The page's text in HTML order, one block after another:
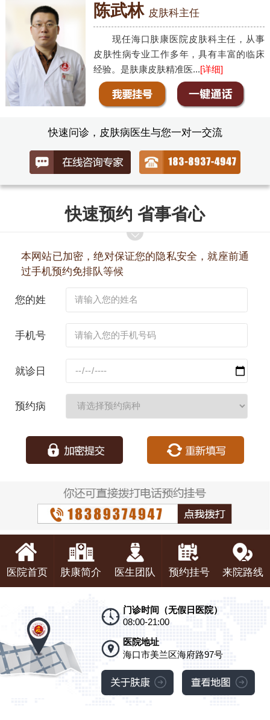
陈武林 皮肤科主任
现任海口肤康医院皮肤科主任，从事
皮肤性病专业工作多年，具有丰富的临床
经验。是肤康皮肤精准医...[详细]
快速问诊，皮肤病医生与您一对一交流
快速预约 省事省心
本网站已加密，绝对保证您的隐私安全，就座前通
过手机预约免排队等候
您的姓
手机号
就诊日
预约病
医院首页 肤康简介 医生团队 预约挂号 来院路线
门诊时间（无假日医院）
08:00-21:00
医院地址
海口市美兰区海府路97号